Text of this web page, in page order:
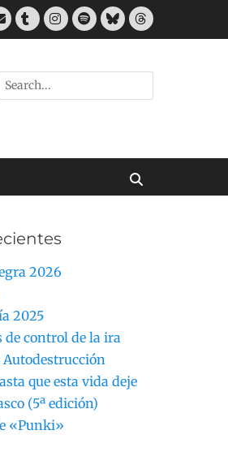
Correo
electrónico
TumblrInstagram
Spotify
BlueskyThreads
Buscar
2026
2025
control de la ira
Autodestrucción
que esta vida deje
(5ª edición)
«Punki»